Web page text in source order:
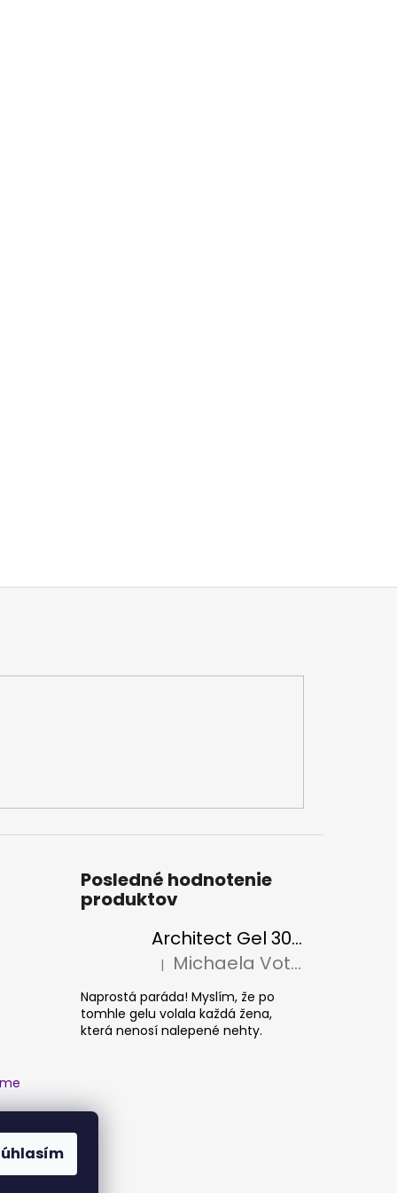
Posledné hodnotenie
produktov
Architect Gel 30ml
Hodnotenie produktu je 5 z 5
| Michaela Votava
Naprostá paráda! Myslím, že po
tomhle gelu volala každá žena,
která nenosí nalepené nehty.